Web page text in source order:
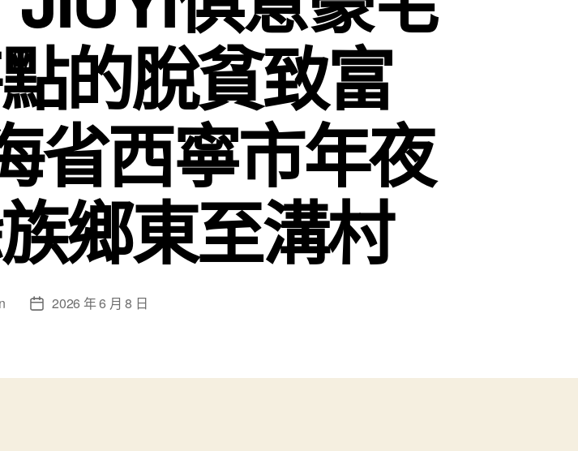
的脫貧致富
省西寧市年夜
鄉東至溝村
文
日
2026 年 6 月 8 日